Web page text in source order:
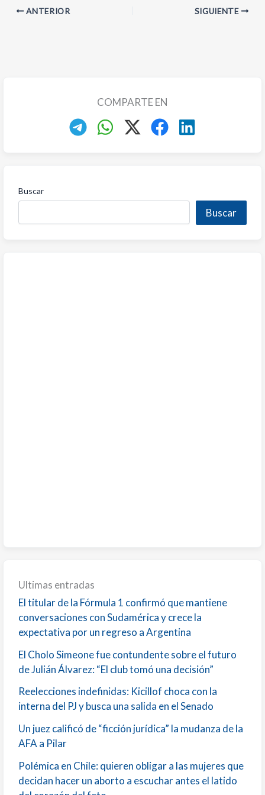
ANTERIOR SIGUIENTE
COMPARTE EN
Buscar
Buscar
Ultimas entradas
El titular de la Fórmula 1 confirmó que mantiene
conversaciones con Sudamérica y crece la
expectativa por un regreso a Argentina
El Cholo Simeone fue contundente sobre el futuro
de Julián Álvarez: “El club tomó una decisión”
Reelecciones indefinidas: Kicillof choca con la
interna del PJ y busca una salida en el Senado
Un juez calificó de “ficción jurídica” la mudanza de la
AFA a Pilar
Polémica en Chile: quieren obligar a las mujeres que
decidan hacer un aborto a escuchar antes el latido